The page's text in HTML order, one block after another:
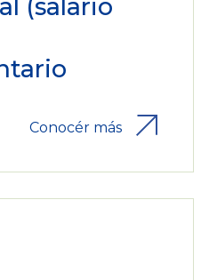
(salario
Conocér más